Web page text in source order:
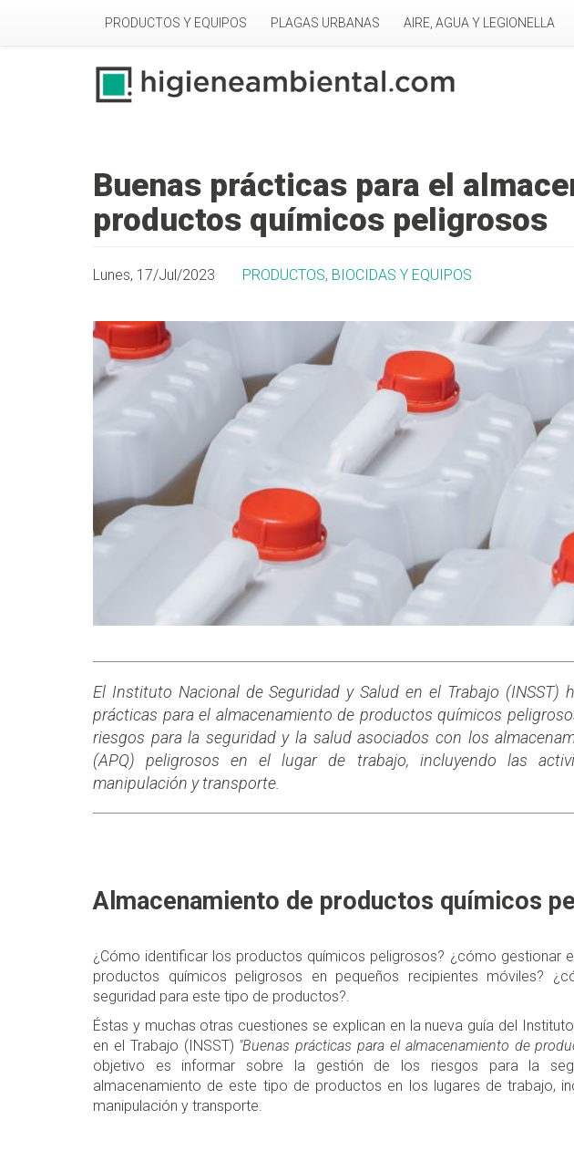
PRODUCTOS Y EQUIPOS PLAGAS URBANAS AIRE, AGUA Y LEGIONELLA
Buenas prácticas para el
productos químicos peligrosos
Lunes, 17/Jul/2023 PRODUCTOS, BIOCIDAS Y EQUIPOS
El Instituto Nacional de Seguridad y Salud en el Trabajo (INSST)
prácticas para el almacenamiento de productos químicos
riesgos para la seguridad y la salud asociados con los
(APQ) peligrosos en el lugar de trabajo, incluyendo las
manipulación y transporte.
Almacenamiento de productos químicos
¿Cómo identificar los productos químicos peligrosos? ¿cómo gestionar
productos químicos peligrosos en pequeños recipientes móviles?
seguridad para este tipo de productos?.
Éstas y muchas otras cuestiones se explican en la nueva guía del
en el Trabajo (INSST) "Buenas prácticas para el almacenamiento de
objetivo es informar sobre la gestión de los riesgos para la
almacenamiento de este tipo de productos en los lugares de trabajo,
manipulación y transporte.